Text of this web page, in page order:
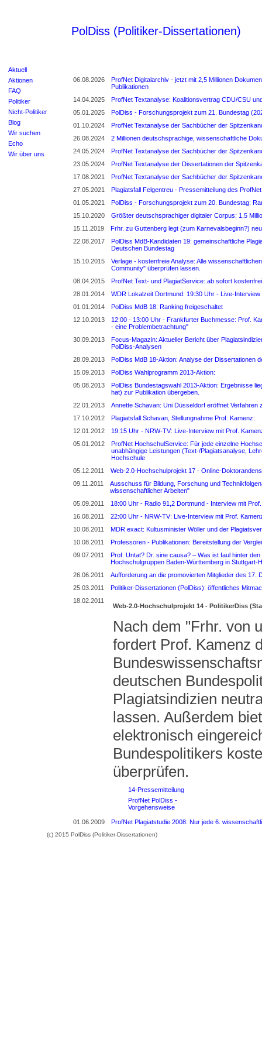
PolDiss (Politiker-Dissertationen)
Aktuell
Aktionen
FAQ
Politiker
Nicht-Politiker
Blog
Wir suchen
Echo
Wir über uns
06.08.2026
ProfNet Digitalarchiv - jetzt mit 2,5 Millionen
Publikationen
14.04.2025
ProfNet Textanalyse: Koalitionsvertrag CDU/CSU
05.01.2025
PolDiss - Forschungsprojekt zum 21. Bundestag
01.10.2024
ProfNet Textanalyse der Sachbücher der
26.08.2024
2 Millionen deutschsprachige, wissenschaftliche
24.05.2024
ProfNet Textanalyse der Sachbücher der
23.05.2024
ProfNet Textanalyse der Dissertationen der
17.08.2021
ProfNet Textanalyse der Sachbücher der
27.05.2021
Plagiatsfall Felgentreu - Pressemitteilung des
01.05.2021
PolDiss - Forschungsprojekt zum 20. Bundestag:
15.10.2020
Größter deutschsprachiger digitaler Corpus: 1,5
15.11.2019
Frhr. zu Guttenberg legt (zum Karnevalsbeginn?)
22.08.2017
PolDiss MdB-Kandidaten 19: gemeinschaftliche
Deutschen Bundestag
15.10.2015
Verlage - kostenfreie Analyse: Alle
Community" überprüfen lassen.
08.04.2015
ProfNet Text- und PlagiatService: ab sofort
28.01.2014
WDR Lokalzeit Dortmund: 19:30 Uhr - Live-
01.01.2014
PolDiss MdB 18: Ranking freigeschaltet
12.10.2013
12:00 - 13:00 Uhr - Frankfurter Buchmesse: Prof.
- eine Problembetrachtung"
30.09.2013
Focus-Magazin: Aktueller Bericht über
PolDiss-Analysen
28.09.2013
PolDiss MdB 18-Aktion: Analyse der Dissertationen
15.09.2013
PolDiss Wahlprogramm 2013-Aktion:
05.08.2013
PolDiss Bundestagswahl 2013-Aktion: Ergebnisse
hat) zur Publikation übergeben.
22.01.2013
Annette Schavan: Uni Düsseldorf eröffnet
17.10.2012
Plagiatsfall Schavan, Stellungnahme Prof. Kamenz:
12.01.2012
19:15 Uhr - NRW-TV: Live-Interview mit Prof.
05.01.2012
ProfNet HochschulService: Für jede einzelne
unabhängige Leistungen (Text-/Plagiatsanalyse,
Hochschule
05.12.2011
Web-2.0-Hochschulprojekt 17 - Online-
09.11.2011
Ausschuss für Bildung, Forschung und
wissenschaftlicher Arbeiten"
05.09.2011
18:00 Uhr - Radio 91,2 Dortmund - Interview mit
16.08.2011
22:00 Uhr - NRW-TV: Live-Interview mit Prof.
10.08.2011
MDR exact: Kultusminister Wöller und der
10.08.2011
Professoren - Publikationen: Bereitstellung der
09.07.2011
Prof. Untat? Dr. sine causa? – Was ist faul hinter
Hochschulgruppen Baden-Württemberg in Stuttgart-
26.06.2011
Aufforderung an die promovierten Mitglieder des 17.
25.03.2011
Politiker-Dissertationen (PolDiss): öffentliches
18.02.2011
Web-2.0-Hochschulprojekt 14 - PolitikerDiss
Nach dem "Frhr. von
fordert Prof. Kamenz
deutschen
Plagiatsindizien
lassen. Außerdem
elektronisch
Bundespolitikers
überprüfen.
14-Pressemitteilung
ProfNet PolDiss -
Vorgehensweise
01.06.2009 ProfNet Plagiatstudie 2008: Nur jede 6.
(c) 2015 PolDiss (Politiker-Dissertationen)